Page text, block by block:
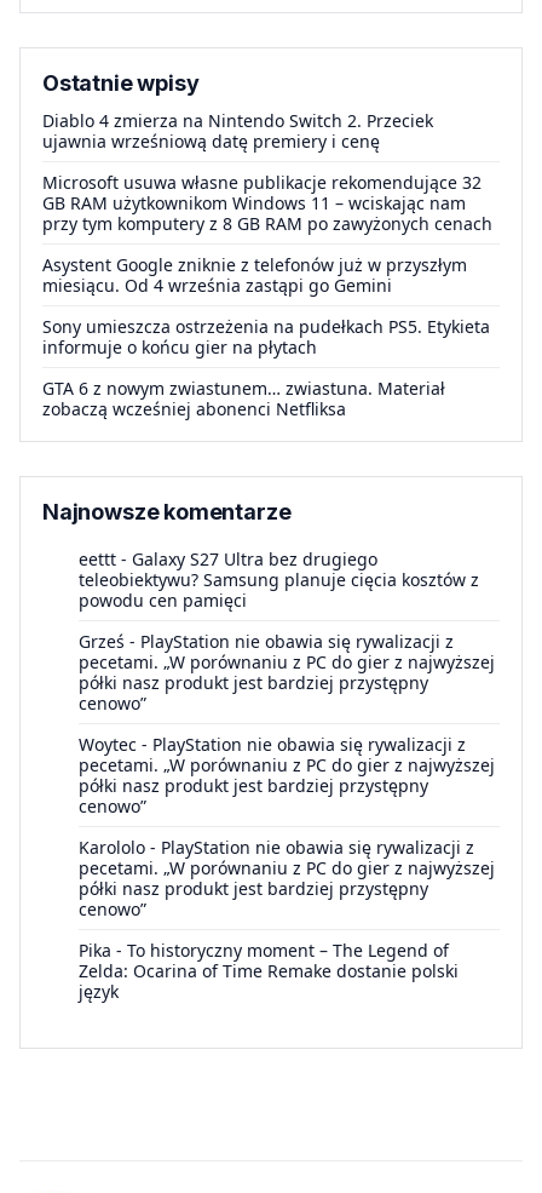
Ostatnie wpisy
Diablo 4 zmierza na Nintendo Switch 2. Przeciek
ujawnia wrześniową datę premiery i cenę
Microsoft usuwa własne publikacje rekomendujące 32
GB RAM użytkownikom Windows 11 – wciskając nam
przy tym komputery z 8 GB RAM po zawyżonych cenach
Asystent Google zniknie z telefonów już w przyszłym
miesiącu. Od 4 września zastąpi go Gemini
Sony umieszcza ostrzeżenia na pudełkach PS5. Etykieta
informuje o końcu gier na płytach
GTA 6 z nowym zwiastunem… zwiastuna. Materiał
zobaczą wcześniej abonenci Netfliksa
Najnowsze komentarze
eettt - Galaxy S27 Ultra bez drugiego
teleobiektywu? Samsung planuje cięcia kosztów z
powodu cen pamięci
Grześ - PlayStation nie obawia się rywalizacji z
pecetami. „W porównaniu z PC do gier z najwyższej
półki nasz produkt jest bardziej przystępny
cenowo”
Woytec - PlayStation nie obawia się rywalizacji z
pecetami. „W porównaniu z PC do gier z najwyższej
półki nasz produkt jest bardziej przystępny
cenowo”
Karololo - PlayStation nie obawia się rywalizacji z
pecetami. „W porównaniu z PC do gier z najwyższej
półki nasz produkt jest bardziej przystępny
cenowo”
Pika - To historyczny moment – The Legend of
Zelda: Ocarina of Time Remake dostanie polski
język